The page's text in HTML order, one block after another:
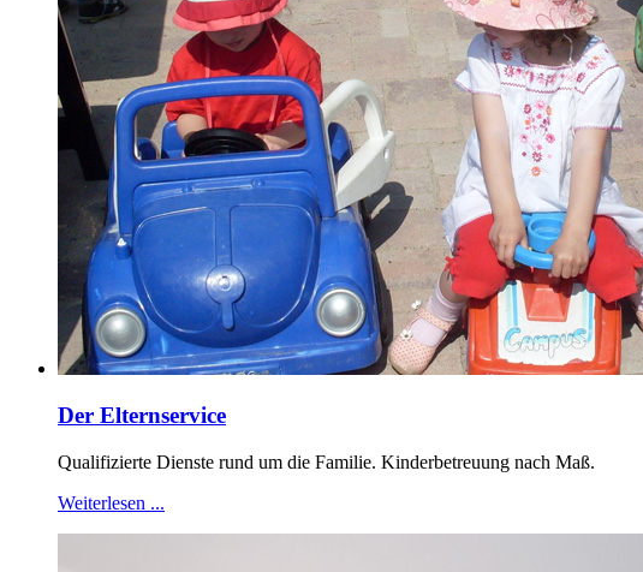
Der Elternservice
Qualifizierte Dienste rund um die Familie. Kinderbetreuung nach Maß.
Weiterlesen ...